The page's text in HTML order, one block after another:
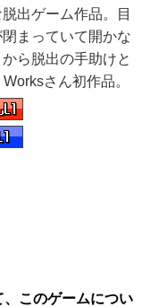
出ゲーム作品。目
まっていて開かな
ら脱出の手助けと
さん初作品。
このゲームについ